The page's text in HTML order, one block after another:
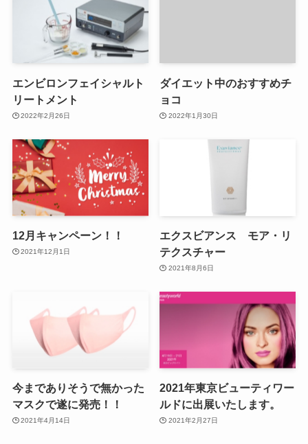
エンビロンフェイシャルト
リートメント
2022年2月26日
ダイエット中のおすすめチ
ョコ
2022年1月30日
12月キャンペーン！！
2021年12月1日
エクスビアンス モア・リ
テクスチャー
2021年8月6日
今までありそうで無かった
マスクで遂に発売！！
2021年4月14日
2021年東京ビューティワー
ルドに出展いたします。
2021年2月27日